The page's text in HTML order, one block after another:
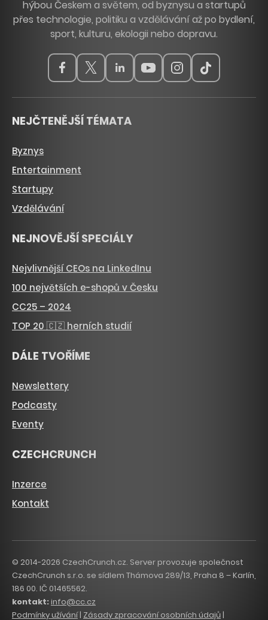
hýbou Českem a světem, od byznysu a startupů
přes technologie, politiku a vzdělávání až po bydlení,
sport, kulturu, ekologii nebo dopravu.
NEJČTENĚJŠÍ TÉMATA
Byznys
Entertainment
Startupy
Vzdělávání
NEJNOVĚJŠÍ SPECIÁLY
Nejvlivnější CEOs na LinkedInu
100 největších e-shopů v Česku
CC25 – 2024
TOP 20 🇨🇿 herních studií
DÁLE TVOŘÍME
Newslettery
Podcasty
Eventy
CZECHCRUNCH
Inzerce
Kontakt
© 2014-2026 CzechCrunch.cz. Server provozuje společnost
CzechCrunch s.r.o. se sídlem Thámova 289/13, Praha 8 – Karlín,
186 00. IČ 01465562.
kontakt:info@cc.cz
Podmínky užívání| Zásady zpracování osobních údajů|